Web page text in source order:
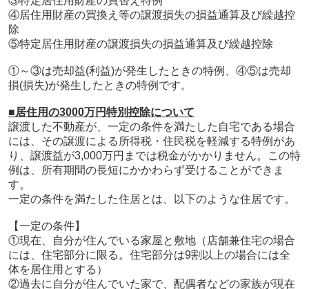
④居住用財産の買換え等の譲渡損失の損益通算及び繰越控
除
⑤特定居住用財産の譲渡損失の損益通算及び繰越控除
①～③は売却益(利益)が発生したときの特例、④⑤は売却
損(損失)が発生したときの特例です。
■居住用の3000万円特別控除について
譲渡した不動産が、一定の条件を満たした自宅である場合
には、その譲渡による所得税・住民税を軽減する特例があ
り、譲渡益が3,000万円までは税金がかかりません。この特
例は、所有期間の長短にかかわらず受けることができま
す。
一定の条件を満たした住居とは、以下のような住居です。
【一定の条件】
①現在、自分が住んでいる家屋と敷地（店舗兼住宅の場合
には、住宅部分に限る。住宅部分は9割以上の場合には全
体を居住用とする）
②過去に自分が住んでいた家で、配偶者などの家族が現在